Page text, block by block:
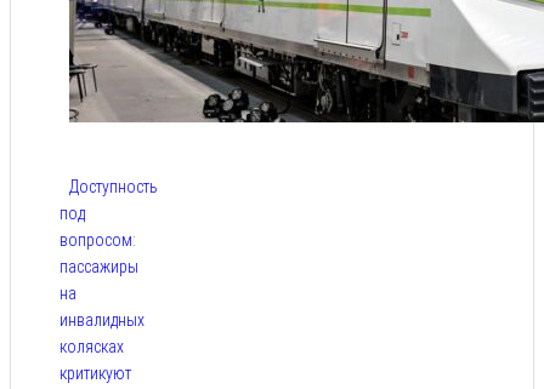
Доступность
под
вопросом:
пассажиры
на
инвалидных
колясках
критикуют